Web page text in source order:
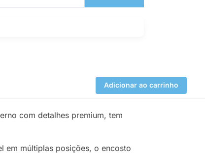
Adicionar ao carrinho
com detalhes premium, tem
em múltiplas posições, o encosto